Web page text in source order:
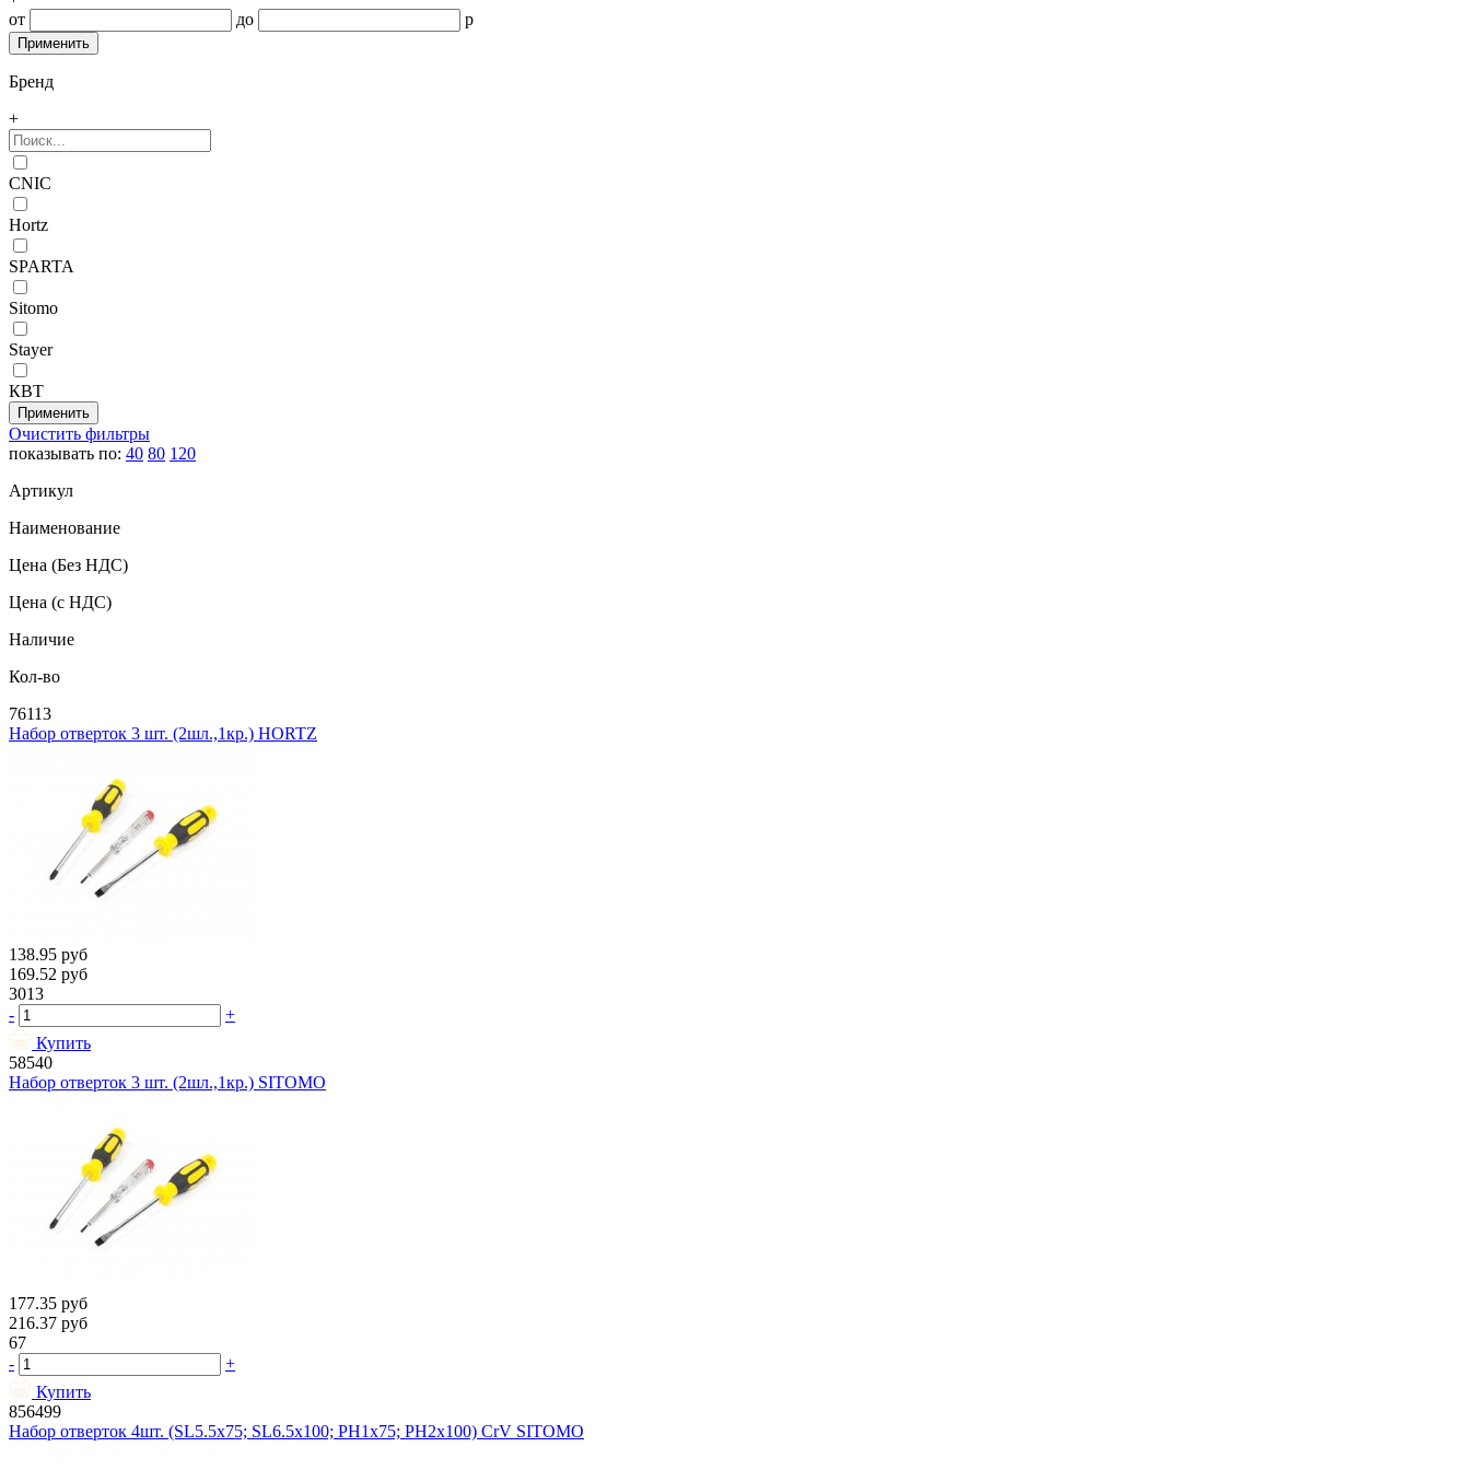
от
до р
Бренд
+
CNIC
Hortz
SPARTA
Sitomo
Stayer
КВТ
Очистить фильтры
показывать по: 40 80 120
Артикул
Наименование
Цена (Без НДС)
Цена (с НДС)
Наличие
Кол-во
76113
Набор отверток 3 шт. (2шл.,1кр.) HORTZ
138.95 руб
169.52 руб
3013
-
+
Купить
58540
Набор отверток 3 шт. (2шл.,1кр.) SITOMO
177.35 руб
216.37 руб
67
-
+
Купить
856499
Набор отверток 4шт. (SL5.5х75; SL6.5x100; PH1x75; PH2x100) CrV SITOMO